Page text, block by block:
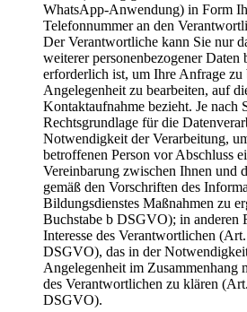
WhatsApp-Anwendung) in Form
Telefonnummer an den
Der Verantwortliche kann Sie nur
weiterer personenbezogener Daten
erforderlich ist, um Ihre Anfrage zu
Angelegenheit zu bearbeiten, auf
Kontaktaufnahme bezieht. Je nach
Rechtsgrundlage für die
Notwendigkeit der Verarbeitung,
betroffenen Person vor Abschluss
Vereinbarung zwischen Ihnen und
gemäß den Vorschriften des
Bildungsdienstes Maßnahmen zu
Buchstabe b DSGVO); in anderen
Interesse des Verantwortlichen
DSGVO), das in der
Angelegenheit im Zusammenhang
des Verantwortlichen zu klären
DSGVO).